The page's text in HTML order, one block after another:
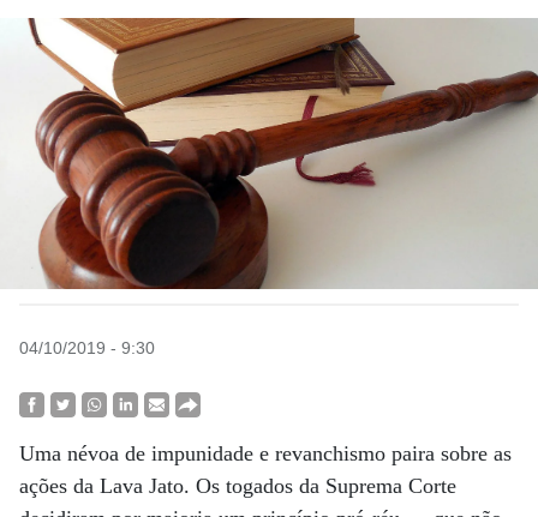
04/10/2019 - 9:30
Uma névoa de impunidade e revanchismo paira sobre as
ações da Lava Jato. Os togados da Suprema Corte